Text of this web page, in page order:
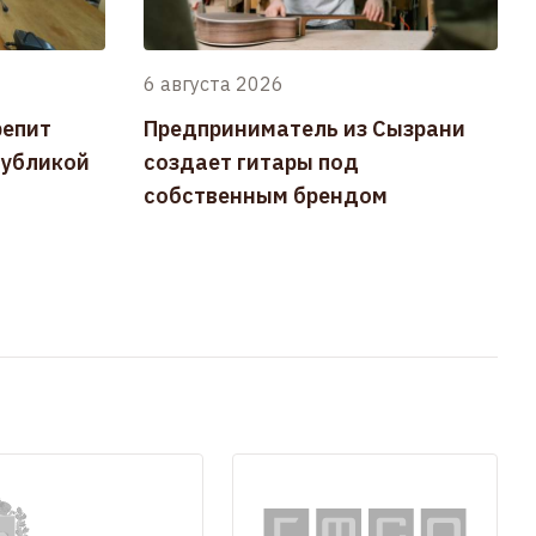
6 августа 2026
Предприниматель из Сызрани
создает гитары под
собственным брендом